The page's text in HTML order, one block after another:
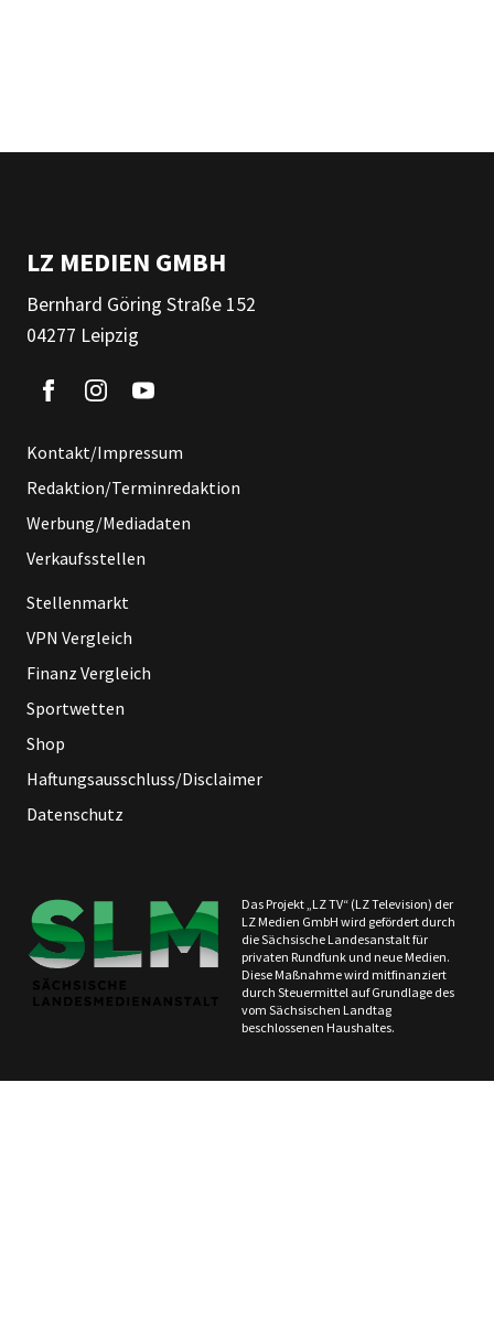
LZ MEDIEN GMBH
Bernhard Göring Straße 152
04277 Leipzig
Kontakt/Impressum
Redaktion/Terminredaktion
Werbung/Mediadaten
Verkaufsstellen
Stellenmarkt
VPN Vergleich
Finanz Vergleich
Sportwetten
Shop
Haftungsausschluss/Disclaimer
Datenschutz
Das Projekt „LZ TV“ (LZ Television) der
LZ Medien GmbH wird gefördert durch
die Sächsische Landesanstalt für
privaten Rundfunk und neue Medien.
Diese Maßnahme wird mitfinanziert
durch Steuermittel auf Grundlage des
vom Sächsischen Landtag
beschlossenen Haushaltes.